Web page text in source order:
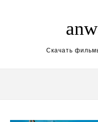
Скачать